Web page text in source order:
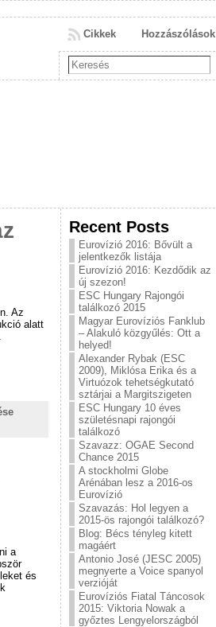
Hozzászólások
Cikkek
Az
alatt
a
és
Recent Posts
Eurovízió 2016: Bővült a
jelentkezők listája
Eurovízió 2016: Kezdődik az
új szezon!
ESC Hungary Rajongói
találkozó 2015
Magyar Eurovíziós Fanklub
– Alakuló közgyűlés: Ott a
helyed!
Alexander Rybak (ESC
2009), Miklósa Erika és a
Virtuózok tehetségkutató
sztárjai a Margitszigeten
ESC Hungary 10 éves
születésnapi rajongói
találkozó
Szavazz: OGAE Second
Chance 2015
A stockholmi Globe
Arénában lesz a 2016-os
Eurovízió
Szavazás: Hol legyen a
2015-ös rajongói találkozó?
Blog: Bécs tényleg kitett
magáért
Antonio José (JESC 2005)
megnyerte a Voice spanyol
verzióját
Eurovíziós Fiatal Táncosok
2015: Viktoria Nowak a
győztes Lengyelországból